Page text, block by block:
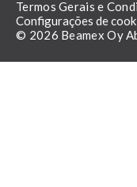
© 2026 Beamex Oy
Termos Gerais e
Configurações de